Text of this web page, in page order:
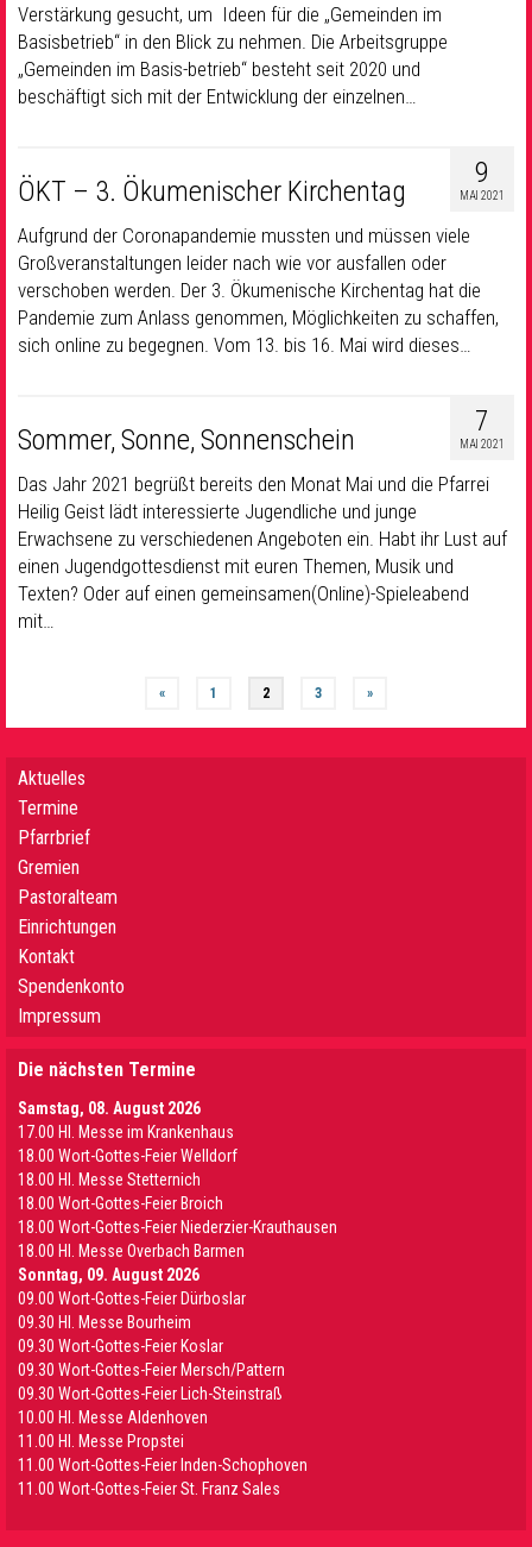
Verstärkung gesucht, um Ideen für die „Gemeinden im
Basisbetrieb“ in den Blick zu nehmen. Die Arbeitsgruppe
„Gemeinden im Basis-betrieb“ besteht seit 2020 und
beschäftigt sich mit der Entwicklung der einzelnen…
9
MAI 2021
ÖKT – 3. Ökumenischer Kirchentag
Aufgrund der Coronapandemie mussten und müssen viele
Großveranstaltungen leider nach wie vor ausfallen oder
verschoben werden. Der 3. Ökumenische Kirchentag hat die
Pandemie zum Anlass genommen, Möglichkeiten zu schaffen,
sich online zu begegnen. Vom 13. bis 16. Mai wird dieses…
7
MAI 2021
Sommer, Sonne, Sonnenschein
Das Jahr 2021 begrüßt bereits den Monat Mai und die Pfarrei
Heilig Geist lädt interessierte Jugendliche und junge
Erwachsene zu verschiedenen Angeboten ein. Habt ihr Lust auf
einen Jugendgottesdienst mit euren Themen, Musik und
Texten? Oder auf einen gemeinsamen(Online)-Spieleabend
mit…
« 1 2 3 »
Aktuelles
Termine
Pfarrbrief
Gremien
Pastoralteam
Einrichtungen
Kontakt
Spendenkonto
Impressum
Die nächsten Termine
Samstag, 08. August 2026
17.00 Hl. Messe im Krankenhaus
18.00 Wort-Gottes-Feier Welldorf
18.00 Hl. Messe Stetternich
18.00 Wort-Gottes-Feier Broich
18.00 Wort-Gottes-Feier Niederzier-Krauthausen
18.00 Hl. Messe Overbach Barmen
Sonntag, 09. August 2026
09.00 Wort-Gottes-Feier Dürboslar
09.30 HI. Messe Bourheim
09.30 Wort-Gottes-Feier Koslar
09.30 Wort-Gottes-Feier Mersch/Pattern
09.30 Wort-Gottes-Feier Lich-Steinstraß
10.00 Hl. Messe Aldenhoven
11.00 Hl. Messe Propstei
11.00 Wort-Gottes-Feier Inden-Schophoven
11.00 Wort-Gottes-Feier St. Franz Sales